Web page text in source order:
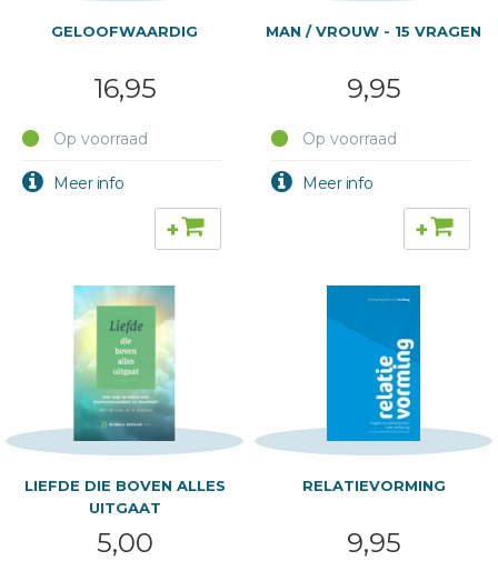
GELOOFWAARDIG
16,95
Op voorraad
+
MAN / VROUW - 15 VRAGEN
9,95
Op voorraad
+
LIEFDE DIE BOVEN ALLES
UITGAAT
5,00
RELATIEVORMING
9,95